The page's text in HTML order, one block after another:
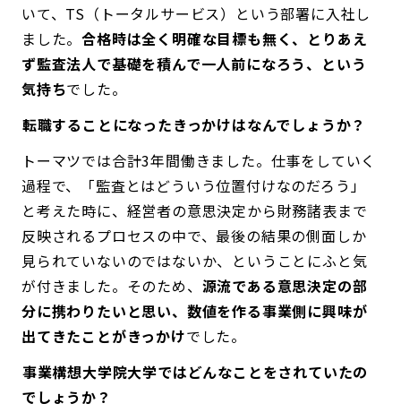
いて、TS（トータルサービス）という部署に入社し
ました。合格時は全く明確な目標も無く、とりあえ
ず監査法人で基礎を積んで一人前になろう、という
気持ちでした。
――転職することになったきっかけはなんでしょうか？
トーマツでは合計3年間働きました。仕事をしていく
過程で、「監査とはどういう位置付けなのだろう」
と考えた時に、経営者の意思決定から財務諸表まで
反映されるプロセスの中で、最後の結果の側面しか
見られていないのではないか、ということにふと気
が付きました。そのため、 源流である意思決定の部
分に携わりたいと思い、数値を作る事業側に興味が
出てきたことがきっかけでした。
――事業構想大学院大学ではどんなことをされていたの
でしょうか？